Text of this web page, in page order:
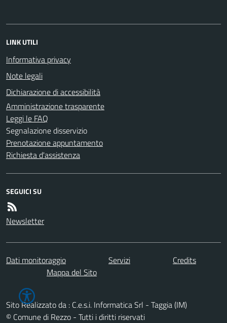
LINK UTILI
Informativa privacy
Note legali
Dichiarazione di accessibilità
Amministrazione trasparente
Leggi le FAQ
Segnalazione disservizio
Prenotazione appuntamento
Richiesta d'assistenza
SEGUICI SU
Newsletter
Dati monitoraggio Servizi
Credits
Mappa del Sito
Sito Realizzato da : C.e.s.i. Informatica Srl - Taggia (IM)
© Comune di Rezzo - Tutti i diritti riservati